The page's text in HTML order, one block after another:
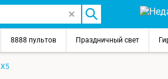
8888 пультов Праздничный свет